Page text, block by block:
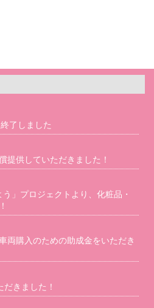
了しました
提供していただきました！
う」プロジェクトより、化粧品・
両購入のための助成金をいただき
きました！